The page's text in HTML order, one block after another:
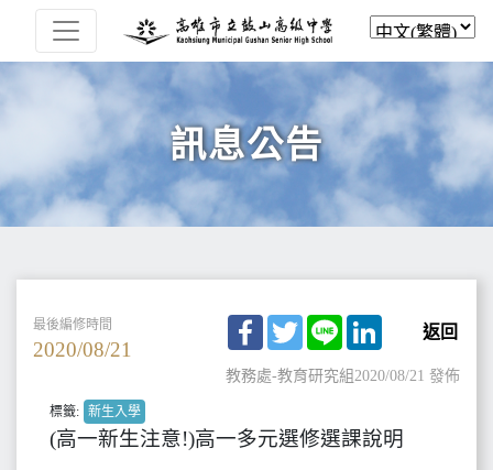
訊息公告
最後編修時間
2020/08/21
Facebook
TwitterLine LinkedIn
返回
教務處-教育研究組2020/08/21 發佈
標籤: 新生入學
(高一新生注意!)高一多元選修選課說明